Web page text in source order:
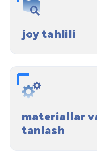
joy tahlili
materiallar
tanlash